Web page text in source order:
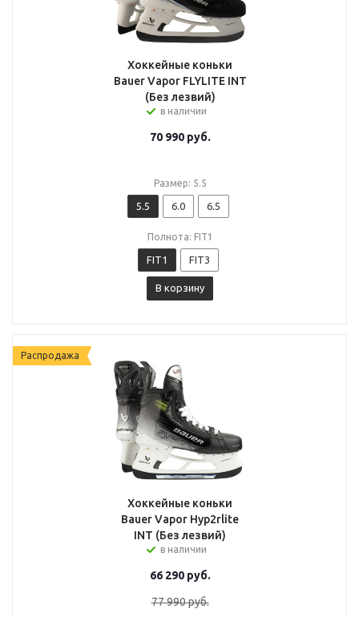
Хоккейные коньки
Bauer Vapor FLYLITE INT
(Без лезвий)
в наличии
70 990руб.
Размер: 5.5
5.5 6.0 6.5
Полнота: FIT1
FIT1 FIT3
В корзину
Распродажа
Хоккейные коньки
Bauer Vapor Hyp2rlite
INT (Без лезвий)
в наличии
66 290руб.
77 990руб.